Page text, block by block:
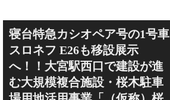
寝台特急カシオペア号の1号車
スロネフ E26も移設展示
へ！！大宮駅西口で建設が進
む大規模複合施設・桜木駐車